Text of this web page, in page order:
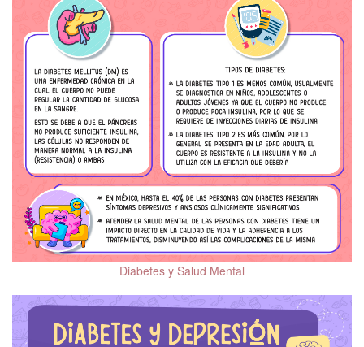
Diabetes y Salud Mental